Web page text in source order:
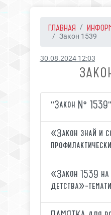
ГЛАВНАЯ
Закон 1539
30.08.2024 12:03
"Закон №
«Закон знай и
«Закон 1539 на
детства»-